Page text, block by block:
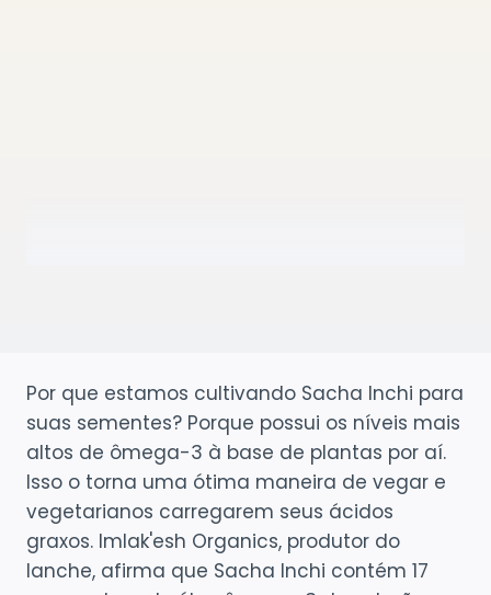
Por que estamos cultivando Sacha Inchi para
suas sementes? Porque possui os níveis mais
altos de ômega-3 à base de plantas por aí.
Isso o torna uma ótima maneira de vegar e
vegetarianos carregarem seus ácidos
graxos. Imlak'esh Organics, produtor do
lanche, afirma que Sacha Inchi contém 17